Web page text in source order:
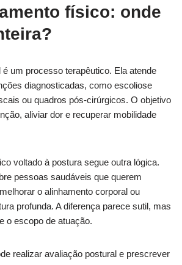
físico: onde
é um processo terapêutico. Ela atende
diagnosticadas, como escoliose
ou quadros pós-cirúrgicos. O objetivo
aliviar dor e recuperar mobilidade
voltado à postura segue outra lógica.
pessoas saudáveis que querem
o alinhamento corporal ou
profunda. A diferença parece sutil, mas
o escopo de atuação.
realizar avaliação postural e prescrever